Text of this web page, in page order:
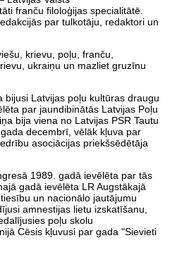
franču filoloģijas specialitātē.
par tulkotāju, redaktori un
krievu, poļu, franču,
ukraiņu un mazliet gruzīnu
bijusi Latvijas poļu kultūras draugu
par jaundibinātās Latvijas Poļu
bija viena no Latvijas PSR Tautu
decembrī, vēlāk kļuva par
asociācijas priekšsēdētāja
1989. gadā ievēlēta par tās
gadā ievēlēta LR Augstākajā
un nacionālo jautājumu
amnestijas lietu izskatīšanu,
poļu skolu
Cēsis kļuvusi par gada "Sievieti